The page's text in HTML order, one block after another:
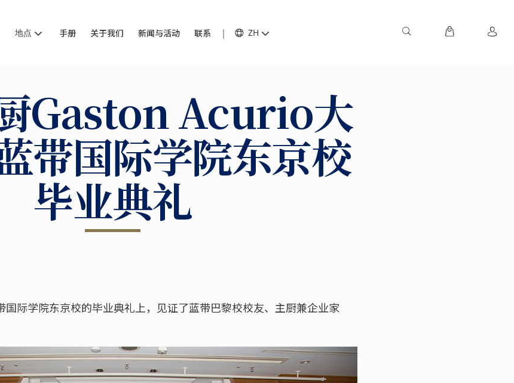
地点 手册 关于我们 新闻与活动 联系 ZH
Gaston Acurio大
带国际学院东京校
毕业典礼
国际学院东京校的毕业典礼上，见证了蓝带巴黎校校友、主厨兼企业家